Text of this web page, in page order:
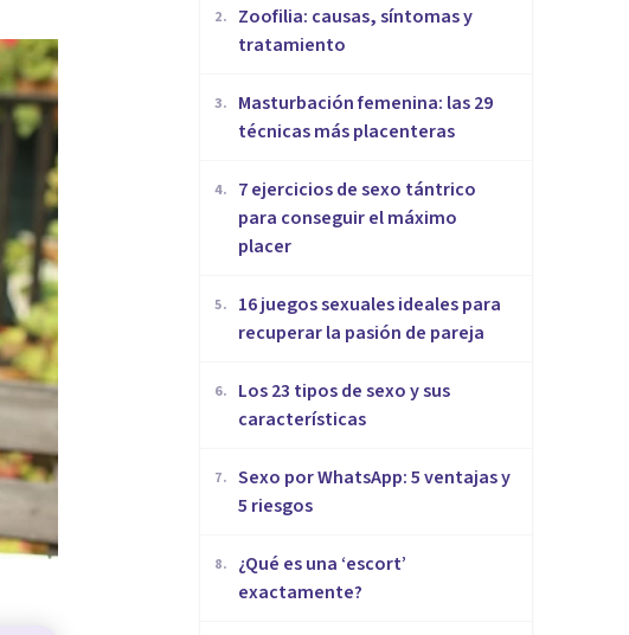
2.
Zoofilia: causas, síntomas y
tratamiento
3.
Masturbación femenina: las 29
técnicas más placenteras
4.
7 ejercicios de sexo tántrico
para conseguir el máximo
placer
5.
16 juegos sexuales ideales para
recuperar la pasión de pareja
6.
Los 23 tipos de sexo y sus
características
7. Sexo por WhatsApp: 5 ventajas y
5 riesgos
8.
¿Qué es una ‘escort’
exactamente?